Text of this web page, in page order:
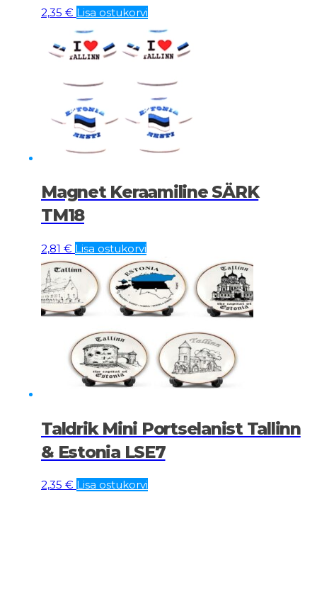
2,35 € Lisa ostukorvi
Magnet Keraamiline SÄRK
TM18
2,81 € Lisa ostukorvi
Taldrik Mini Portselanist Tallinn
& Estonia LSE7
2,35 € Lisa ostukorvi